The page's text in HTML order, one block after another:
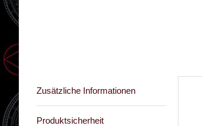
Zusätzliche Informationen
Produktsicherheit